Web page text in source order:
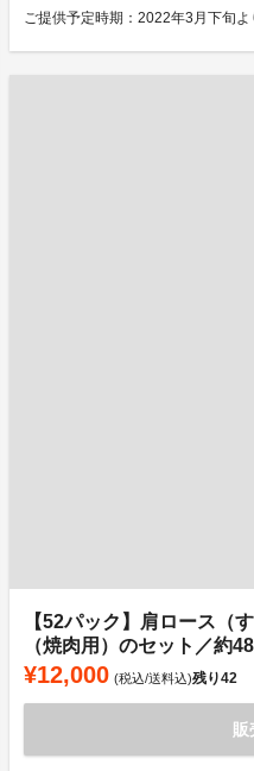
ご提供予定時期：2022年3月下旬よ
【52パック】肩ロース（
（焼肉用）のセット／約
¥12,000 (税込/送料込)残り42
販